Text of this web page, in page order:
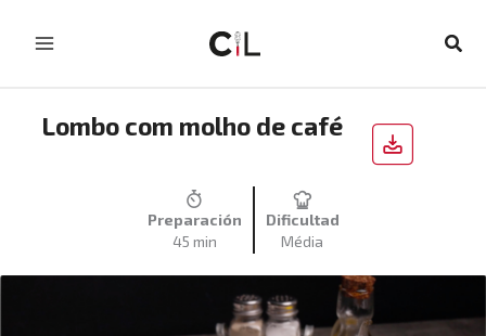
Lombo com molho de café
Preparación
45 min
Dificultad
Média